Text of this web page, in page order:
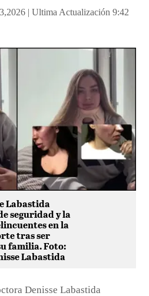
| Ultima Actualización 9:42
Labastida
seguridad y la
en la
tras ser
familia. Foto:
Labastida
Denisse Labastida